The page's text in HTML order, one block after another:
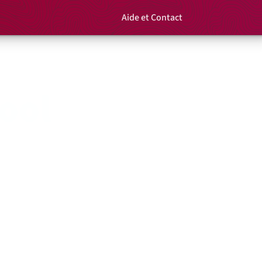
Rechercher un
Panier
Aide et Contact